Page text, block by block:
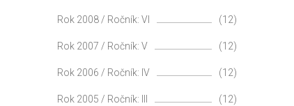
Rok 2008 / Ročník: VI (12)
Rok 2007 / Ročník: V (12)
Rok 2006 / Ročník: IV (12)
Rok 2005 / Ročník: III (12)